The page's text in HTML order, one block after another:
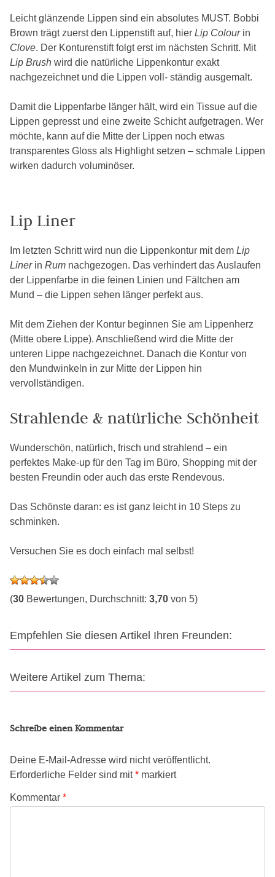
Leicht glänzende Lippen sind ein absolutes MUST. Bobbi
Brown trägt zuerst den Lippenstift auf, hier Lip Colourin
Clove. Der Konturenstift folgt erst im nächsten Schritt. Mit
Lip Brush wird die natürliche Lippenkontur exakt
nachgezeichnet und die Lippen voll- ständig ausgemalt.
Damit die Lippenfarbe länger hält, wird ein Tissue auf die
Lippen gepresst und eine zweite Schicht aufgetragen. Wer
möchte, kann auf die Mitte der Lippen noch etwas
transparentes Gloss als Highlight setzen – schmale Lippen
wirken dadurch voluminöser.
Lip Liner
Im letzten Schritt wird nun die Lippenkontur mit dem Lip
Linerin Rum nachgezogen. Das verhindert das Auslaufen
der Lippenfarbe in die feinen Linien und Fältchen am
Mund – die Lippen sehen länger perfekt aus.
Mit dem Ziehen der Kontur beginnen Sie am Lippenherz
(Mitte obere Lippe). Anschließend wird die Mitte der
unteren Lippe nachgezeichnet. Danach die Kontur von
den Mundwinkeln in zur Mitte der Lippen hin
vervollständigen.
Strahlende & natürliche Schönheit
Wunderschön, natürlich, frisch und strahlend – ein
perfektes Make-up für den Tag im Büro, Shopping mit der
besten Freundin oder auch das erste Rendevous.
Das Schönste daran: es ist ganz leicht in 10 Steps zu
schminken.
Versuchen Sie es doch einfach mal selbst!
(30 Bewertungen, Durchschnitt: 3,70 von 5)
Empfehlen Sie diesen Artikel Ihren Freunden:
Weitere Artikel zum Thema:
Schreibe einen Kommentar
Deine E-Mail-Adresse wird nicht veröffentlicht.
Erforderliche Felder sind mit* markiert
Kommentar *